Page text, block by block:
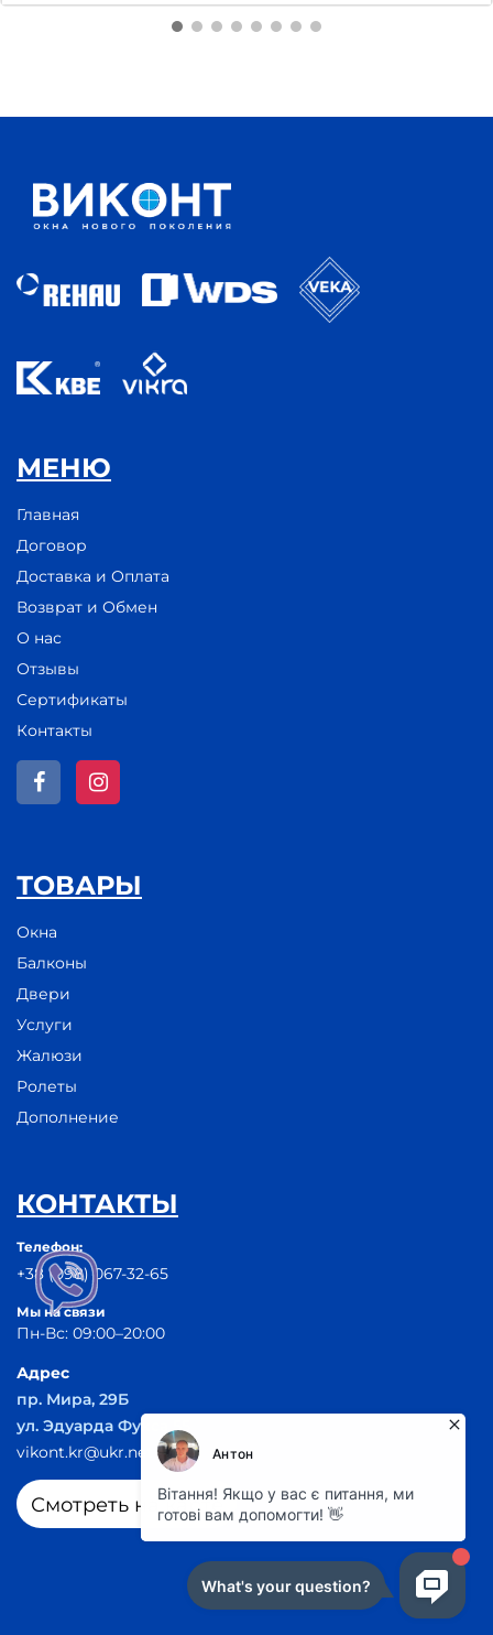
МЕНЮ
Главная
Договор
Доставка и Оплата
Возврат и Обмен
О нас
Отзывы
Сертификаты
Контакты
ТОВАРЫ
Окна
Балконы
Двери
Услуги
Жалюзи
Ролеты
Дополнение
КОНТАКТЫ
Телефон:
+38 (098) 067-32-65
Мы на связи
Пн-Вс: 09:00–20:00
Адрес
пр. Мира, 29Б
ул. Эдуарда Фукса 55
vikont.kr@ukr.net
Смотреть на карте